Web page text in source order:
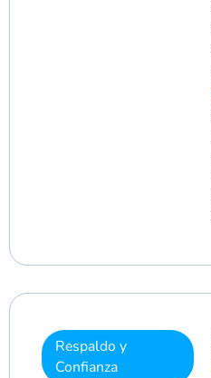
Respaldo y
Confianza